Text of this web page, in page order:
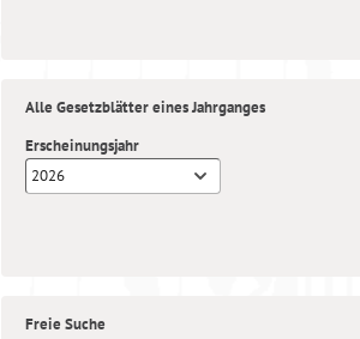
Alle Gesetzblätter eines Jahrganges
Erscheinungsjahr
2026
Freie Suche